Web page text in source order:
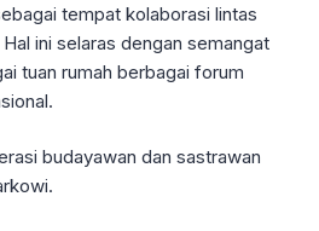
tempat kolaborasi lintas
ini selaras dengan semangat
tuan rumah berbagai forum
budayawan dan sastrawan